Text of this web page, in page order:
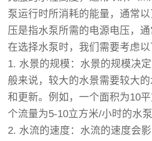
泵运行时所消耗的能量，通常
压是指水泵所需的电源电压，通
在选择水泵时，我们需要考虑以
1. 水景的规模：水景的规模决
般来说，较大的水景需要较大
和更新。例如，一个面积为10
个流量为5-10立方米/小时的水泵
2. 水流的速度：水流的速度会